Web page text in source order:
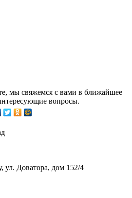
мы свяжемся с вами в ближайшее
вопросы.
ул. Доватора, дом 152/4